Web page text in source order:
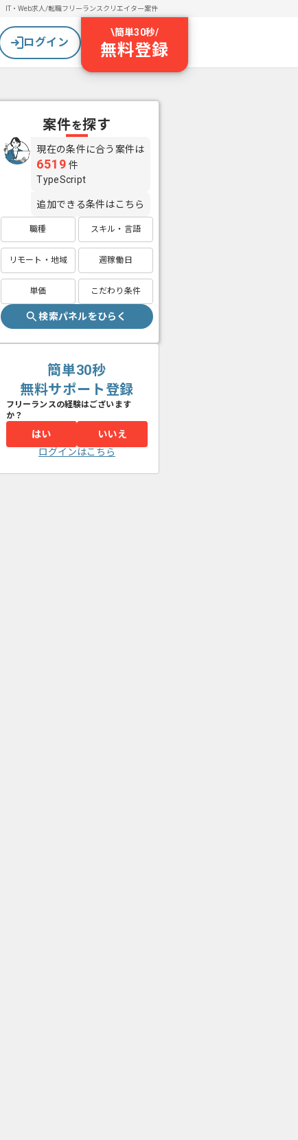
IT・Web求人/転職フリーランスクリエイター案件
ログイン
\簡単30秒/
無料登録
案件を探す
現在の条件に合う案件は
6519 件
TypeScript
追加できる条件はこちら
職種 スキル・言語
リモート・地域 週稼働日
単価 こだわり条件
検索パネルをひらく
簡単30秒
無料サポート登録
フリーランスの経験はございます
か？
はい
いいえ
ログインはこちら